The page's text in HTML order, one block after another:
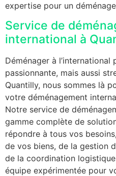
expertise pour un
Service de
international à
Déménager à
passionnante, mais aussi
Quantilly, nous sommes là
votre déménagement
Notre service de
gamme complète de
répondre à tous vos
de vos biens, de la gestion
de la coordination
équipe expérimentée pour